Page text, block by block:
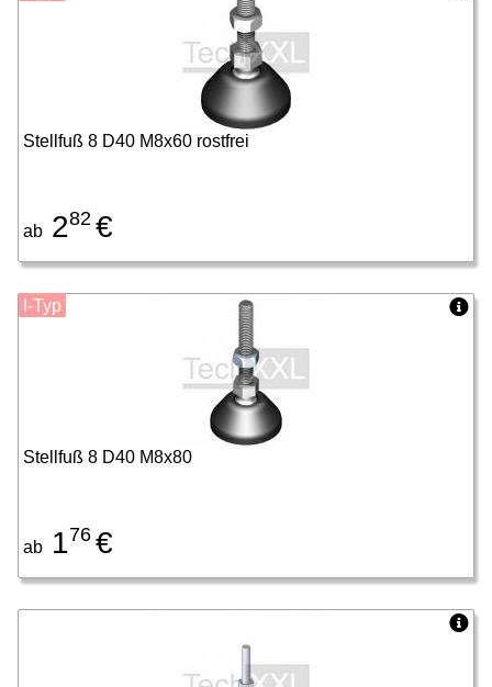
Stellfuß 8 D40 M8x60 rostfrei
ab 282 €
Stellfuß 8 D40 M8x80
ab 176 €
I-Typ